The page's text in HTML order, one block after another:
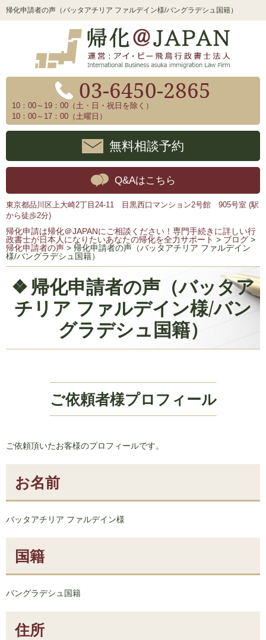
帰化申請者の声（バッタアチリア ファルデイン様/バングラデシュ国籍）
03-6450-2865
10：00～19：00（土・日・祝日を除く）
10：00～17：00（土曜日）
無料相談予約
Q&Aはこちら
東京都品川区上大崎2丁目24-11 目黒西口マンション2号館 905号室 (駅
から徒歩2分)
帰化申請は帰化＠JAPANにご相談ください！専門手続きに詳しい行
政書士が日本人になりたいあなたの帰化を全力サポート > ブログ >
帰化申請者の声 > 帰化申請者の声（バッタアチリア ファルデイン
様/バングラデシュ国籍）
帰化申請者の声（バッタア
チリア ファルデイン様/バン
グラデシュ国籍）
ご依頼者様プロフィール
ご依頼頂いたお客様のプロフィールです。
お名前
バッタアチリア ファルデイン様
国籍
バングラデシュ国籍
住所